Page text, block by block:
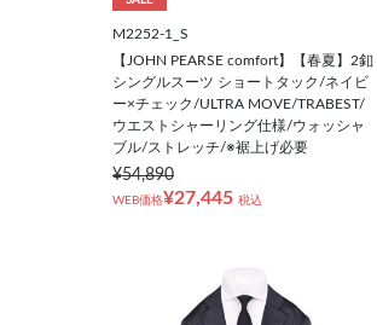
M2252-1_S
【JOHN PEARSE comfort】【春夏】2釦
シングルスーツ ショートタック/ネイビ
ー×チェック/ULTRA MOVE/TRABEST/
ウエストシャーリング仕様/ウォッシャ
ブル/ストレッチ/※裾上げ必要
¥54,890
WEB価格¥27,445 税込